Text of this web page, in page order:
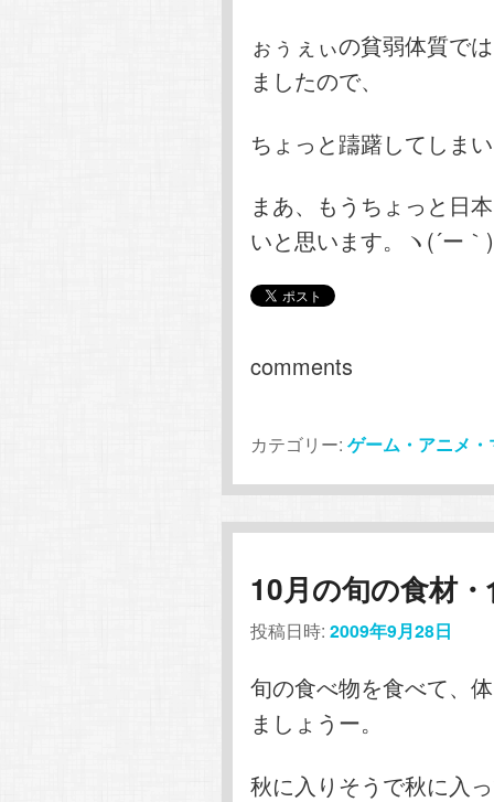
ぉぅぇぃの貧弱体質で
ましたので、
ちょっと躊躇してしま
まあ、もうちょっと日
いと思います。ヽ(´ー｀
comments
カテゴリー: ゲーム・アニメ・
10月の旬の食材
投稿日時: 2009年9月28日
旬の食べ物を食べて、
ましょうー。
秋に入りそうで秋に入